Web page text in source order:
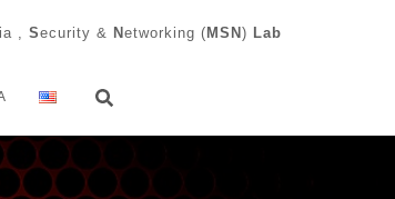
, Security & N etworking ( MSN ) Lab